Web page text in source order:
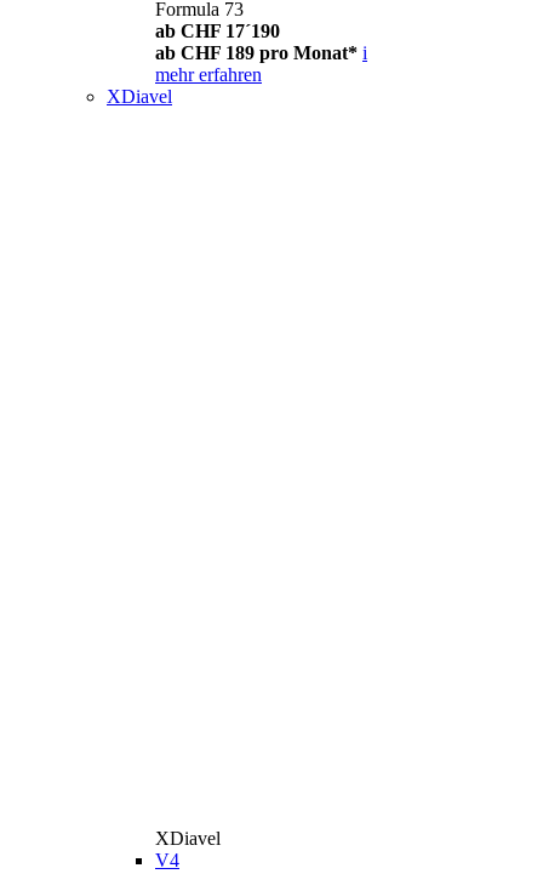
Formula 73
ab CHF 17´190
ab CHF 189 pro Monat* i
mehr erfahren
XDiavel
XDiavel
V4